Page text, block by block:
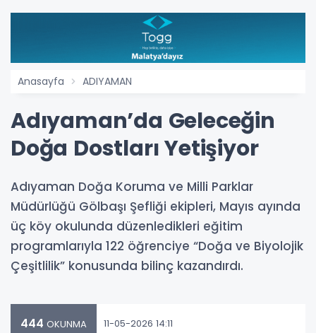
Anasayfa ADIYAMAN
Adıyaman’da Geleceğin
Doğa Dostları Yetişiyor
Adıyaman Doğa Koruma ve Milli Parklar
Müdürlüğü Gölbaşı Şefliği ekipleri, Mayıs ayında
üç köy okulunda düzenledikleri eğitim
programlarıyla 122 öğrenciye “Doğa ve Biyolojik
Çeşitlilik” konusunda bilinç kazandırdı.
444 OKUNMA 11-05-2026 14:11